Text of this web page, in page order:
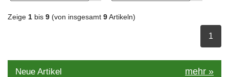
Zeige 1 bis 9 (von insgesamt 9 Artikeln)
1
Neue Artikel mehr »